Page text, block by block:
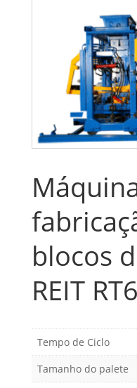
blocos
REIT
Tempo de Ciclo
Tamanho do palete